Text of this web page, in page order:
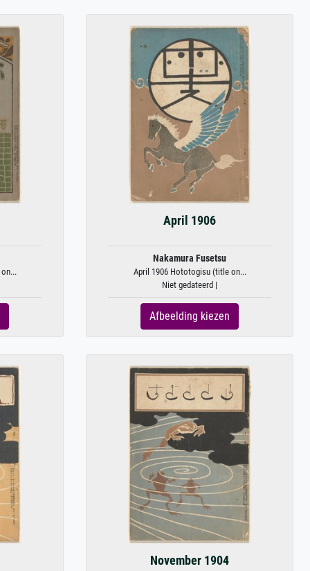
April 1906
Nakamura Fusetsu
April 1906 Hototogisu (title on...
Niet gedateerd |
Afbeelding kiezen
November 1904